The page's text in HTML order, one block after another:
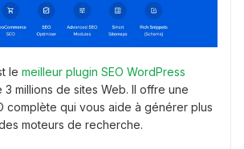
le meilleur plugin SEO WordPress
3 millions de sites Web. Il offre une
complète qui vous aide à générer plus
moteurs de recherche.